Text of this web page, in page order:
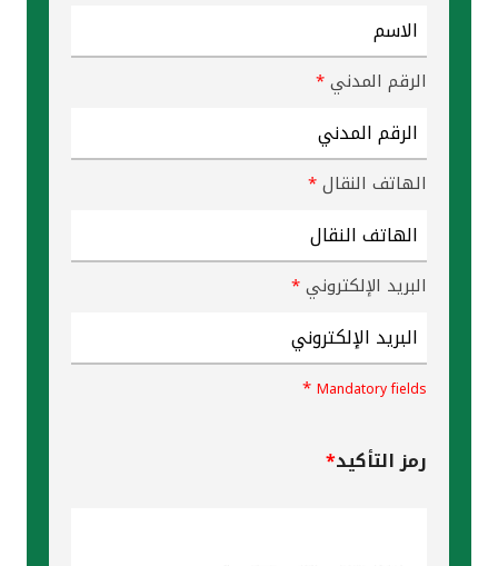
القنوات المصرفية
أدوات وخدمات
خدمات ما بعد البيع
اتصل بنا
ألمانيا
الرقم المدني*
الهاتف النقال*
البريد الإلكتروني*
Mandatory fields
*
رمز التأكيد*